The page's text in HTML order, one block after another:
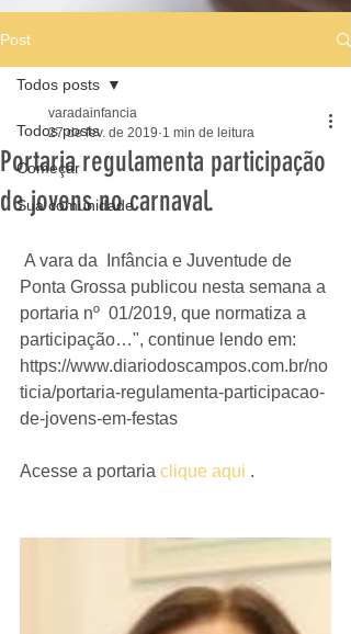
Post
Todos posts
Começar
Sua comunidade
Todos posts
Portaria regulamenta participação
de jovens no carnaval.
varadainfancia
27 de fev. de 2019 1 min de leitura
Ponta Grossa publicou nesta semana a
portaria nº  01/2019, que normatiza a
participação…", continue lendo em:
https://www.diariodoscampos.com.br/no
ticia/portaria-regulamenta-participacao-
de-jovens-em-festas
Acesse a portaria clique aqui .